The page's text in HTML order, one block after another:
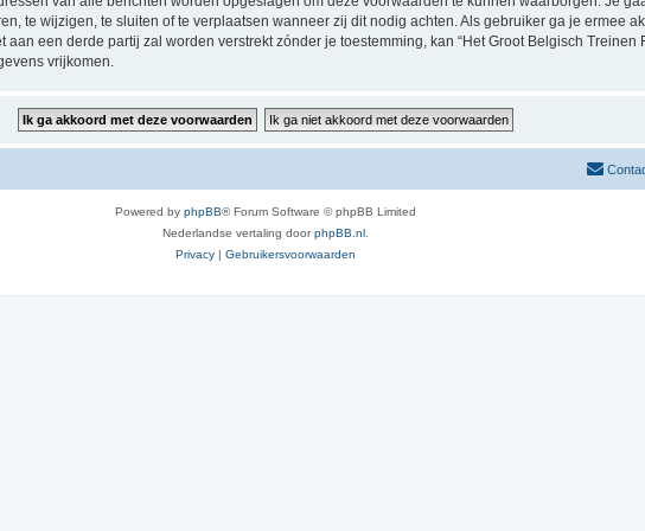
te wijzigen, te sluiten of te verplaatsen wanneer zij dit nodig achten. Als gebruiker ga je ermee
een derde partij zal worden verstrekt zónder je toestemming, kan “Het Groot Belgisch Treinen
vrijkomen.
Powered by phpBB® Forum Software © phpBB Limited
Nederlandse vertaling doorphpBB.nl
Privacy | Gebruikersvoorwaarden